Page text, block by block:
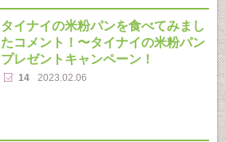
タイナイの米粉パンを食べてみまし
たコメント！〜タイナイの米粉パン
プレゼントキャンペーン！
14 2023.02.06